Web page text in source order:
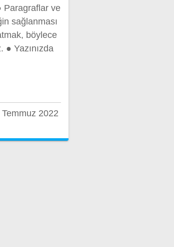
Paragraflar ve
sağlanması
böylece
● Yazınızda
Temmuz 2022